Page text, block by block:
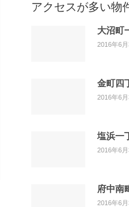
アクセスが多い物
大沼町
2016年6月
金町四
2016年6月
塩浜一
2016年6月
府中南
2016年6月